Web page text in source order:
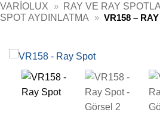
VARIOLUX » RAY VE RAY
SPOT AYDINLATMA
» VR158 –